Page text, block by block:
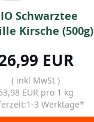
Schwarztee
Kirsche (500g)
EUR
( inkl MwSt )
EUR pro 1 kg
3 Werktage*